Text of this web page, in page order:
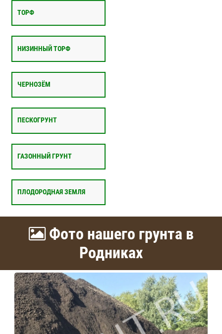
ТОРФ
НИЗИННЫЙ ТОРФ
ЧЕРНОЗЁМ
ПЕСКОГРУНТ
ГАЗОННЫЙ ГРУНТ
ПЛОДОРОДНАЯ ЗЕМЛЯ
Фото нашего грунта в
Родниках